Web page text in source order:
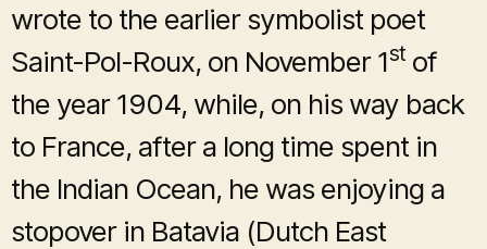
wrote to the earlier symbolist poet
Saint-Pol-Roux, on November 1st of
the year 1904, while, on his way back
to France, after a long time spent in
the Indian Ocean, he was enjoying a
stopover in Batavia (Dutch East